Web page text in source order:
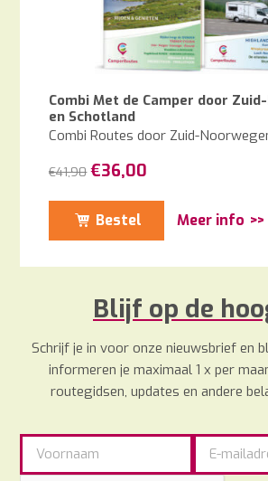
Combi Met de Camper door
en Schotland
Combi Routes door Zuid-
€41,90 Oorspronkelijke
was:
€36,00
Bestel Meer info
Blijf op de
Schrijf je in voor onze nieuwsbrief en
informeren je maximaal 1 x per
routegidsen, updates en andere